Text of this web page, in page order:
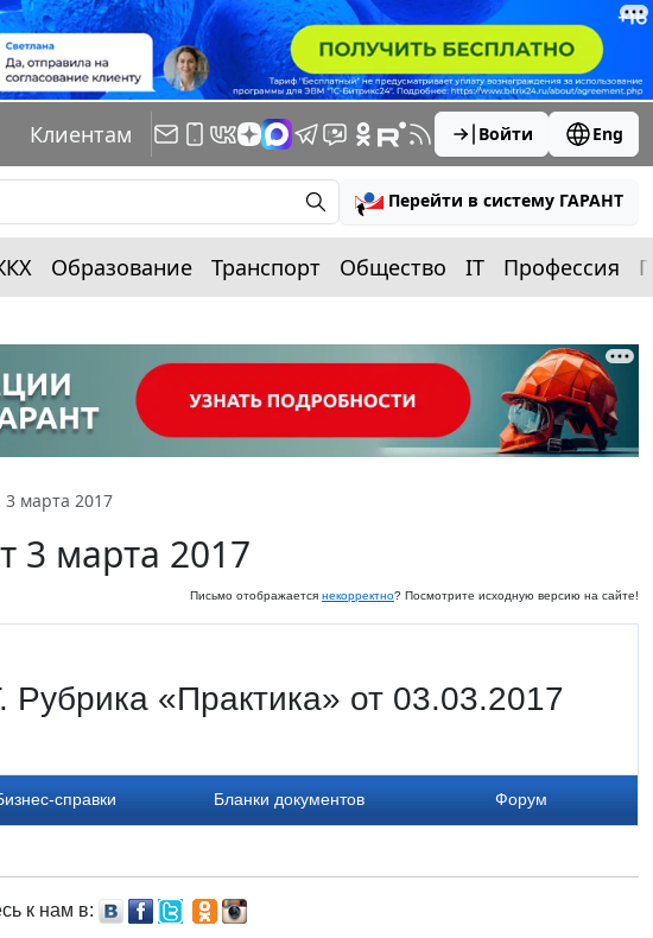
Клиентам Войти Eng
Перейти в систему ГАРАНТ
Образование Транспорт Общество IT Профессия
3 марта 2017
3 марта 2017
Письмо отображается некорректно? Посмотрите исходную версию на сайте!
Рубрика «Практика» от 03.03.2017
справки Бланки документов Форум
к нам в: